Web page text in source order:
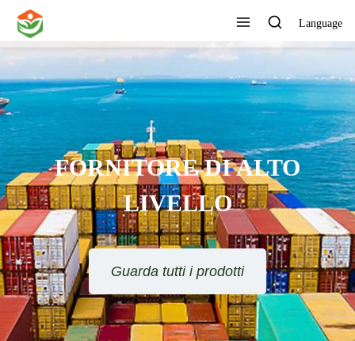
Language
FORNITORE DI ALTO
LIVELLO
Guarda tutti i prodotti